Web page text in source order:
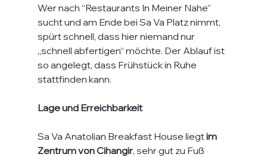
Wer nach “Restaurants In Meiner Nahe”
sucht und am Ende bei Sa Va Platz nimmt,
spürt schnell, dass hier niemand nur
„schnell abfertigen“ möchte. Der Ablauf ist
so angelegt, dass Frühstück in Ruhe
stattfinden kann.
Lage und Erreichbarkeit
Sa Va Anatolian Breakfast House liegt im
Zentrum von Cihangir, sehr gut zu Fuß